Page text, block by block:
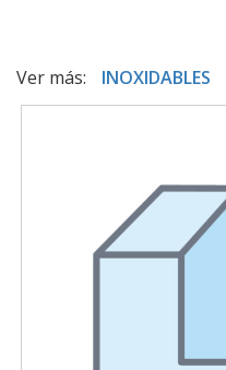
Ver más: INOXIDABLES